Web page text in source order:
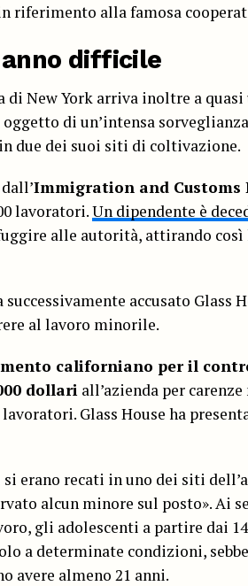
riferimento alla famosa
anno difficile
di New York arriva inoltre a
oggetto di un’intensa
due dei suoi siti di coltivazione.
Immigration and Customs
lavoratori.Un dipendente è
alle autorità, attirando così
accusato Glass
al lavoro minorile.
californiano per il
dollari all’azienda per
Glass House ha
erano recati in uno dei siti
alcun minore sul posto». Ai
gli adolescenti a partire dai
a determinate condizioni,
avere almeno 21 anni.